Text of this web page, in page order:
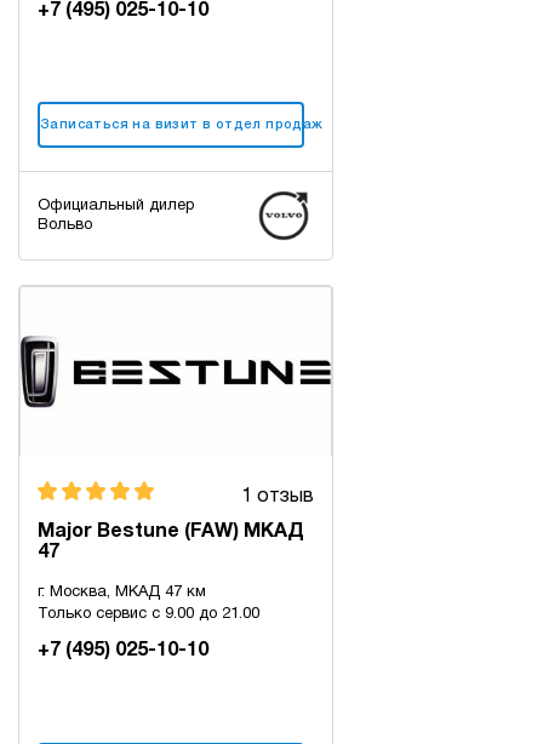
+7 (495) 025-10-10
Записаться на визит в отдел продаж
Официальный дилер
Вольво
1 отзыв
Major Bestune (FAW) МКАД
47
г. Москва, МКАД 47 км
Только сервис с 9.00 до 21.00
+7 (495) 025-10-10